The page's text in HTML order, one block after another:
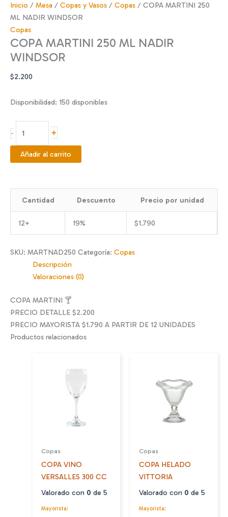
Inicio / Mesa / Copas y Vasos / Copas / COPA MARTINI 250
ML NADIR WINDSOR
Copas
COPA MARTINI 250 ML NADIR
WINDSOR
$2.200
Disponibilidad: 150 disponibles
-
250
ML
WINDSOR
cantidad
+
Añadir al carrito
Cantidad Descuento Precio por unidad
12+ 19% $1.790
SKU: MARTNAD250 Categoría: Copas
Descripción
Valoraciones (0)
COPA MARTINI 🍸
PRECIO DETALLE $2.200
PRECIO MAYORISTA $1.790 A PARTIR DE 12 UNIDADES
Productos relacionados
Copas
COPA VINO
VERSALLES 300 CC
Valorado con 0 de 5
Mayorista:
Copas
COPA HELADO
VITTORIA
Valorado con 0 de 5
Mayorista: